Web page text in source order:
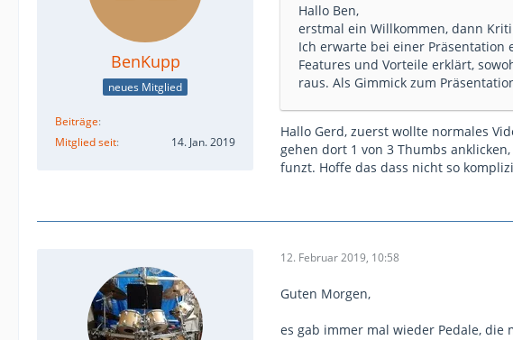
BenKupp
neues Mitglied
Beiträge
Mitglied seit
14. Jan. 2019
Hallo Ben,
erstmal ein Willkommen, dann
Ich erwarte bei einer Präsentation
Features und Vorteile erklärt,
raus. Als Gimmick zum
Hallo Gerd, zuerst wollte normales
gehen dort 1 von 3 Thumbs
funzt. Hoffe das dass nicht so
12. Februar 2019, 10:58
Guten Morgen,
es gab immer mal wieder Pedale, die